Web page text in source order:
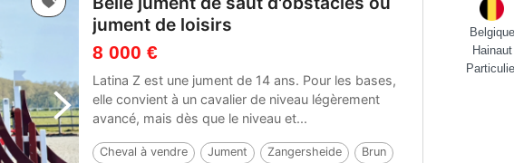
jument de loisirs
8 000 €
Latina Z est une jument de 14 ans. Pour les bases,
elle convient à un cavalier de niveau légèrement
avancé, mais dès que le niveau et...
Cheval à vendre Jument Zangersheide Brun
Belgique
Hainaut